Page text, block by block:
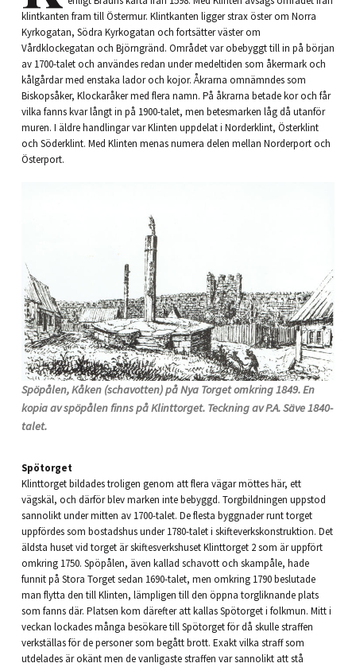
klintkanten fram till Östermur. Klintkanten ligger strax öster om Norra
Kyrkogatan, Södra Kyrkogatan och fortsätter väster om
Vårdklockegatan och Björngränd. Området var obebyggt till in på början
av 1700-talet och användes redan under medeltiden som åkermark och
kålgårdar med enstaka lador och kojor. Åkrarna omnämndes som
Biskopsåker, Klockaråker med flera namn. På åkrarna betade kor och får
vilka fanns kvar långt in på 1900-talet, men betesmarken låg då utanför
muren. I äldre handlingar var Klinten uppdelat i Norderklint, Österklint
och Söderklint. Med Klinten menas numera delen mellan Norderport och
Österport.
Spöpålen, Kåken (schavotten) på Nya Torget omkring 1849. En
kopia av spöpålen finns på Klinttorget. Teckning av P.A. Säve 1840-
talet.
Spötorget
Klinttorget bildades troligen genom att flera vägar möttes här, ett
vägskäl, och därför blev marken inte bebyggd. Torgbildningen uppstod
sannolikt under mitten av 1700-talet. De flesta byggnader runt torget
uppfördes som bostadshus under 1780-talet i skifteverkskonstruktion. Det
äldsta huset vid torget är skiftesverkshuset Klinttorget 2 som är uppfört
omkring 1750. Spöpålen, även kallad schavott och skampåle, hade
funnit på Stora Torget sedan 1690-talet, men omkring 1790 beslutade
man flytta den till Klinten, lämpligen till den öppna torgliknande plats
som fanns där. Platsen kom därefter att kallas Spötorget i folkmun. Mitt i
veckan lockades många besökare till Spötorget för då skulle straffen
verkställas för de personer som begått brott. Exakt vilka straff som
utdelades är okänt men de vanligaste straffen var sannolikt att stå